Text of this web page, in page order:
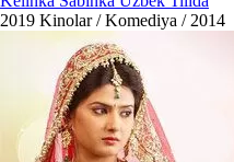
2019 Kinolar / Komediya / 2014